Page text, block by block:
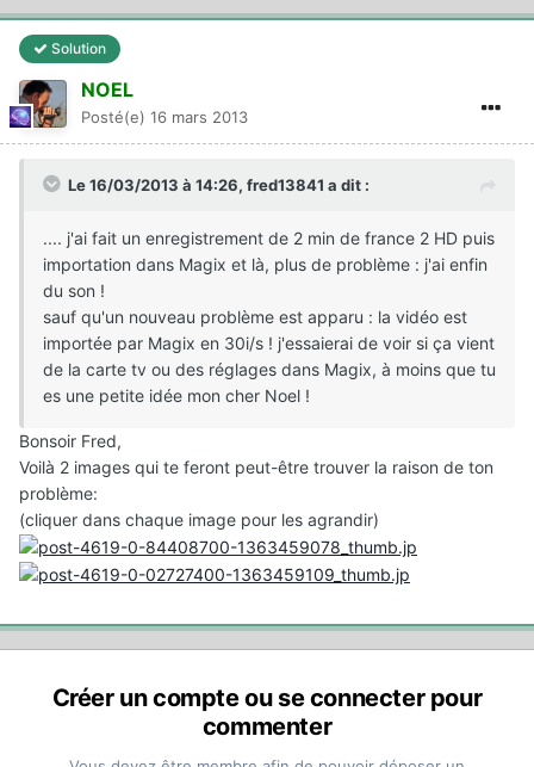
Solution
NOEL
Posté(e) 16 mars 2013
Le 16/03/2013 à 14:26, fred13841 a dit :
.... j'ai fait un enregistrement de 2 min de france 2 HD puis
importation dans Magix et là, plus de problème : j'ai enfin
du son !
sauf qu'un nouveau problème est apparu : la vidéo est
importée par Magix en 30i/s ! j'essaierai de voir si ça vient
de la carte tv ou des réglages dans Magix, à moins que tu
es une petite idée mon cher Noel !
Bonsoir Fred,
Voilà 2 images qui te feront peut-être trouver la raison de ton
problème:
(cliquer dans chaque image pour les agrandir)
Créer un compte ou se connecter pour
commenter